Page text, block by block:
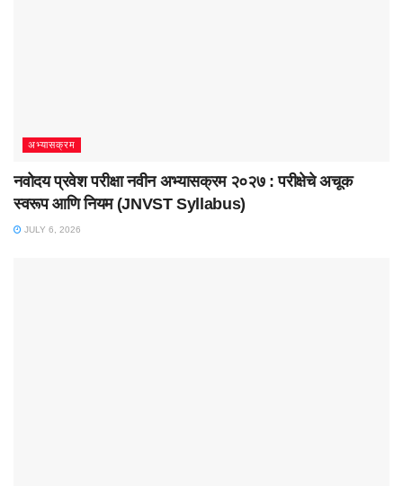
अभ्यासक्रम
नवोदय प्रवेश परीक्षा नवीन अभ्यासक्रम २०२७ : परीक्षेचे अचूक
स्वरूप आणि नियम (JNVST Syllabus)
JULY 6, 2026